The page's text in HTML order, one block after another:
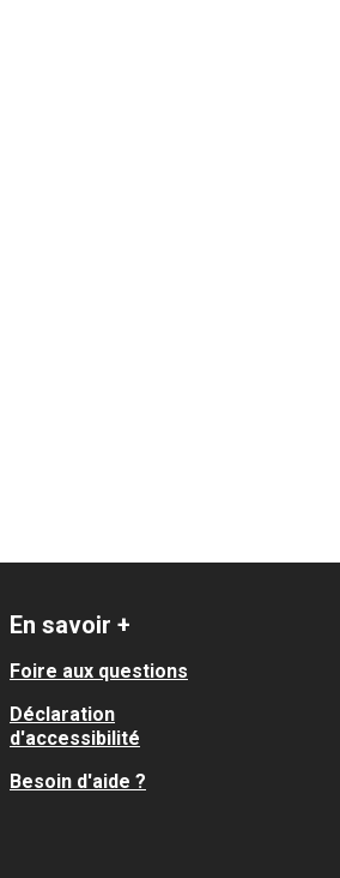
En savoir +
Foire aux questions
Déclaration
d'accessibilité
Besoin d'aide ?